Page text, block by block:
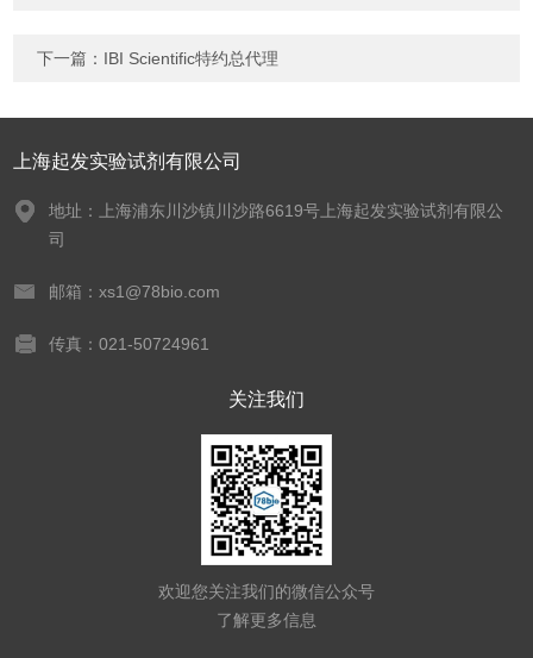
下一篇： IBI Scientific特约总代理
上海起发实验试剂有限公司
地址：上海浦东川沙镇川沙路6619号上海起发实验试剂有限公
司
邮箱：xs1@78bio.com
传真：021-50724961
关注我们
欢迎您关注我们的微信公众号
了解更多信息